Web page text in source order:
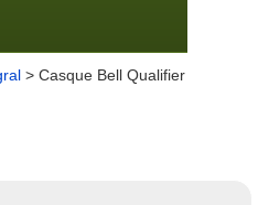
> Casque Bell Qualifier